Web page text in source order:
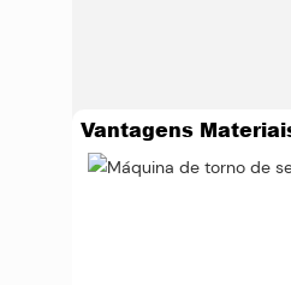
Vantagens